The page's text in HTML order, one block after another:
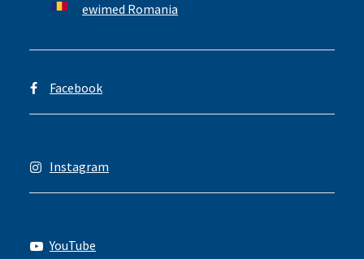
ewimed Romania
Facebook
Instagram
YouTube